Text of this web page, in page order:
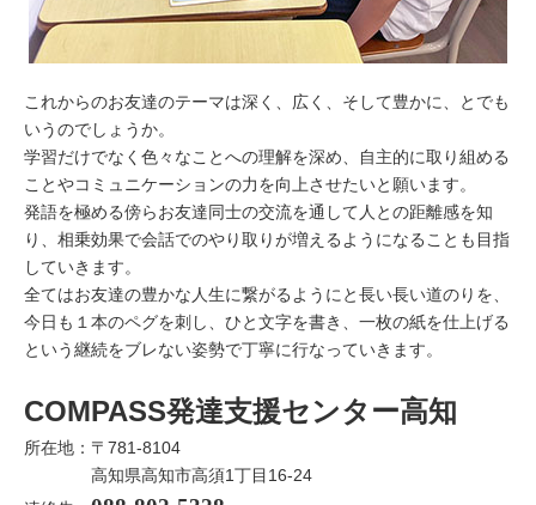
これからのお友達のテーマは深く、広く、そして豊かに、とでも
いうのでしょうか。
学習だけでなく色々なことへの理解を深め、自主的に取り組める
ことやコミュニケーションの力を向上させたいと願います。
発語を極める傍らお友達同士の交流を通して人との距離感を知
り、相乗効果で会話でのやり取りが増えるようになることも目指
していきます。
全てはお友達の豊かな人生に繋がるようにと長い長い道のりを、
今日も１本のペグを刺し、ひと文字を書き、一枚の紙を仕上げる
という継続をブレない姿勢で丁寧に行なっていきます。
COMPASS発達支援センター高知
所在地：〒781-8104
高知県高知市高須1丁目16-24